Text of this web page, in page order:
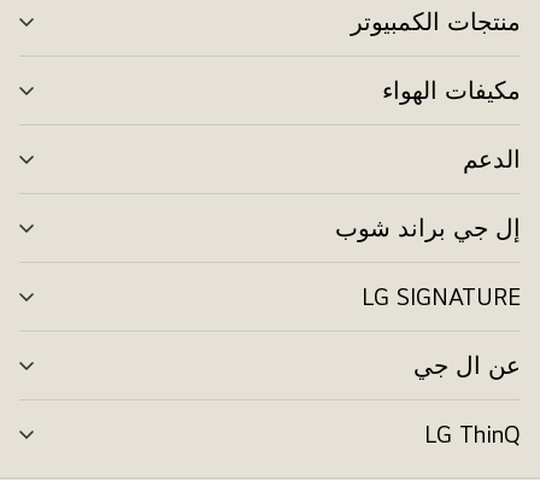
منتجات الكمبيوتر
مكيفات الهواء
الدعم
إل جي براند شوب
LG SIGNATURE
عن ال جي
LG ThinQ